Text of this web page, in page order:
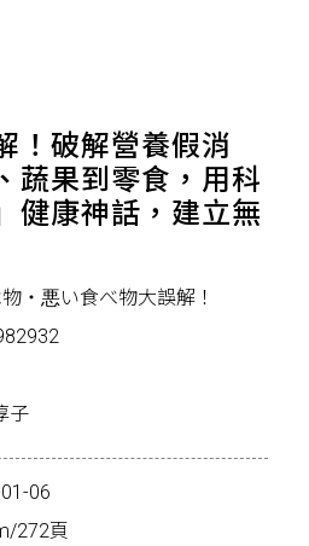
！破解營養假消
蔬果到零食，用科
健康神話，建立無
・悪い食べ物大誤解！
子
06
272頁